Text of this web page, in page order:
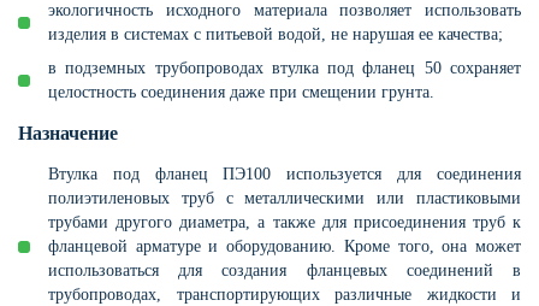
экологичность исходного материала позволяет использовать
изделия в системах с питьевой водой, не нарушая ее качества;
в подземных трубопроводах втулка под фланец 50 сохраняет
целостность соединения даже при смещении грунта.
Назначение
Втулка под фланец ПЭ100 используется для соединения
полиэтиленовых труб с металлическими или пластиковыми
трубами другого диаметра, а также для присоединения труб к
фланцевой арматуре и оборудованию. Кроме того, она может
использоваться для создания фланцевых соединений в
трубопроводах, транспортирующих различные жидкости и